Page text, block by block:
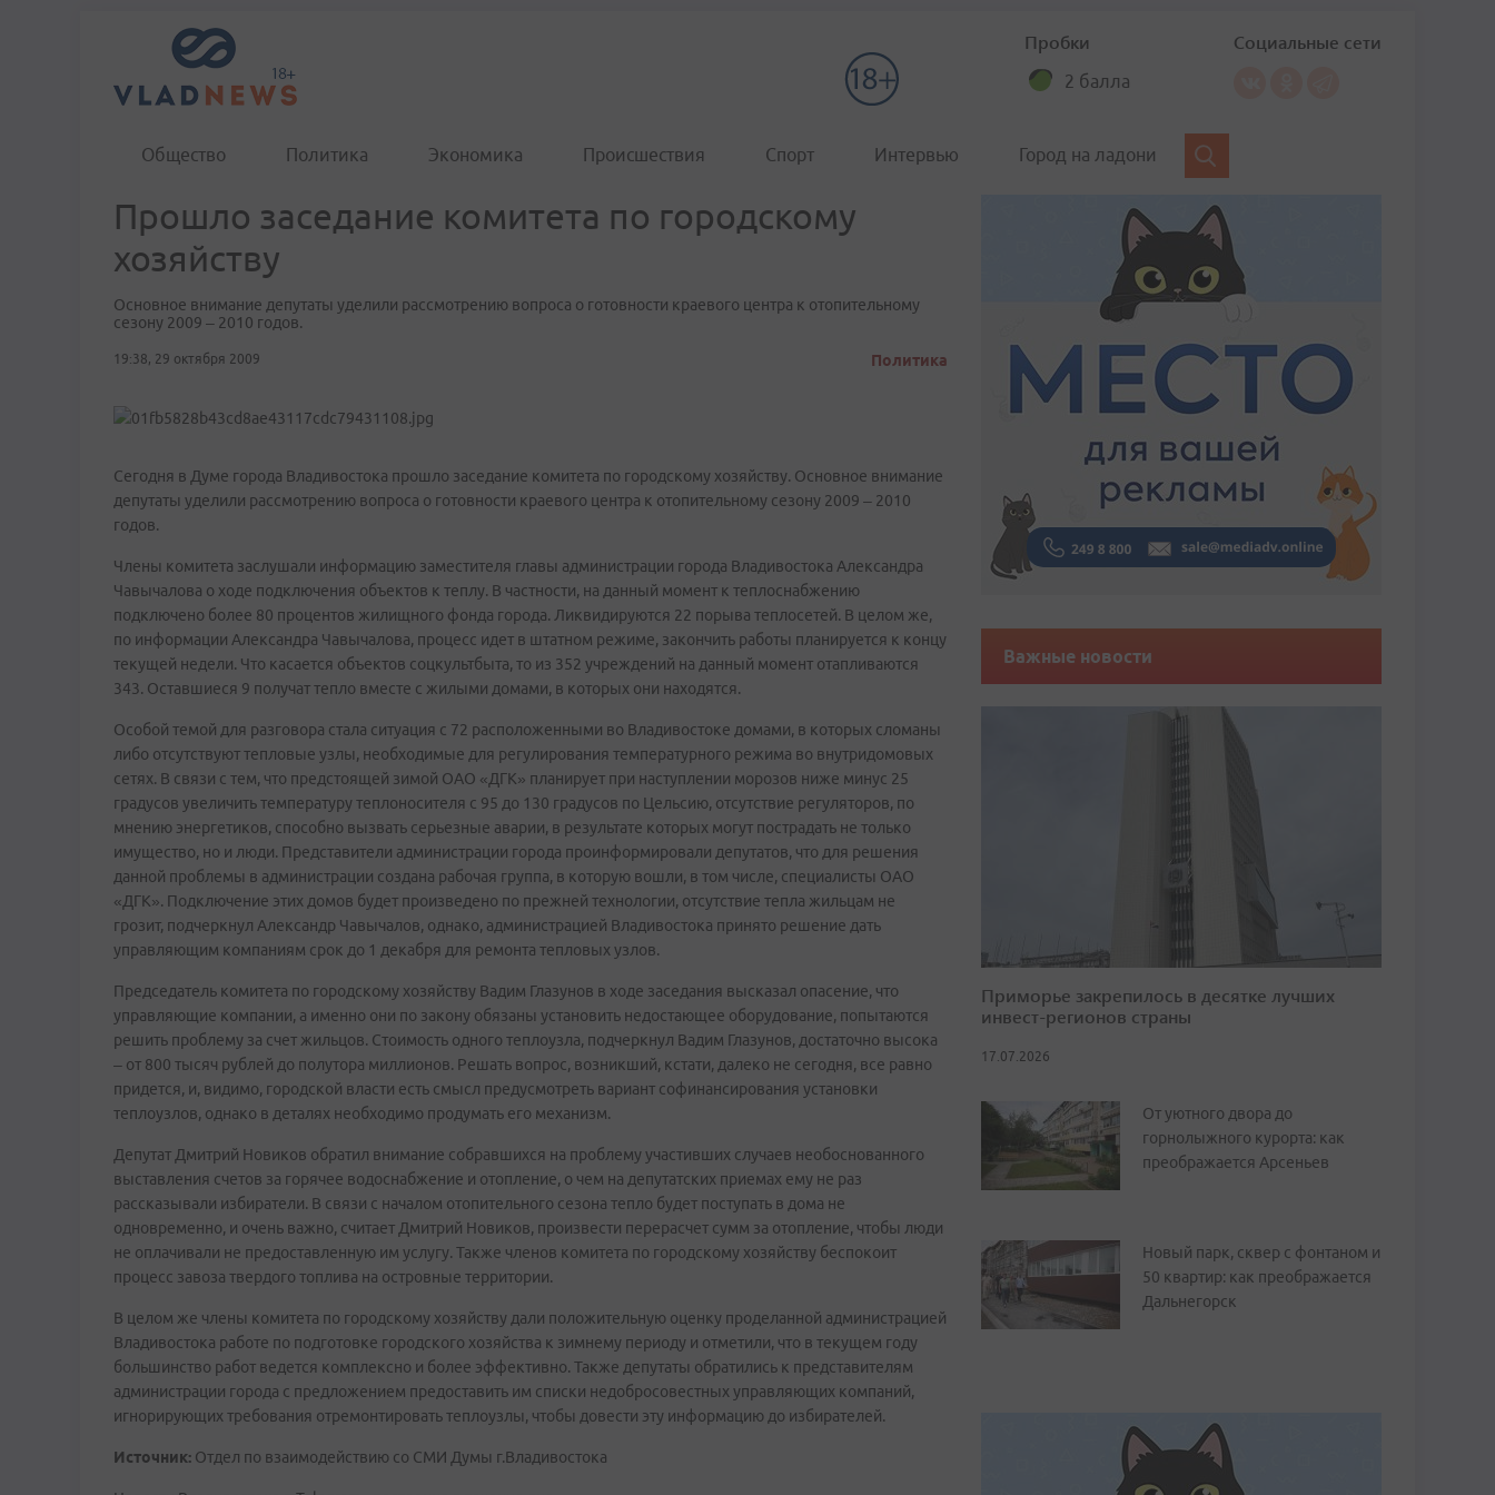
Пробки
2 балла
Социальные сети
Общество Политика Экономика Происшествия Спорт Интервью Город на ладони
Прошло заседание комитета по городскому
хозяйству
Основное внимание депутаты уделили рассмотрению вопроса о готовности краевого центра к отопительному
сезону 2009 – 2010 годов.
19:38, 29 октября 2009 Политика
Сегодня в Думе города Владивостока прошло заседание комитета по городскому хозяйству. Основное внимание
депутаты уделили рассмотрению вопроса о готовности краевого центра к отопительному сезону 2009 – 2010
годов.
Члены комитета заслушали информацию заместителя главы администрации города Владивостока Александра
Чавычалова о ходе подключения объектов к теплу. В частности, на данный момент к теплоснабжению
подключено более 80 процентов жилищного фонда города. Ликвидируются 22 порыва теплосетей. В целом же,
по информации Александра Чавычалова, процесс идет в штатном режиме, закончить работы планируется к концу
текущей недели. Что касается объектов соцкультбыта, то из 352 учреждений на данный момент отапливаются
343. Оставшиеся 9 получат тепло вместе с жилыми домами, в которых они находятся.
Особой темой для разговора стала ситуация с 72 расположенными во Владивостоке домами, в которых сломаны
либо отсутствуют тепловые узлы, необходимые для регулирования температурного режима во внутридомовых
сетях. В связи с тем, что предстоящей зимой ОАО «ДГК» планирует при наступлении морозов ниже минус 25
градусов увеличить температуру теплоносителя с 95 до 130 градусов по Цельсию, отсутствие регуляторов, по
мнению энергетиков, способно вызвать серьезные аварии, в результате которых могут пострадать не только
имущество, но и люди. Представители администрации города проинформировали депутатов, что для решения
данной проблемы в администрации создана рабочая группа, в которую вошли, в том числе, специалисты ОАО
«ДГК». Подключение этих домов будет произведено по прежней технологии, отсутствие тепла жильцам не
грозит, подчеркнул Александр Чавычалов, однако, администрацией Владивостока принято решение дать
управляющим компаниям срок до 1 декабря для ремонта тепловых узлов.
Председатель комитета по городскому хозяйству Вадим Глазунов в ходе заседания высказал опасение, что
управляющие компании, а именно они по закону обязаны установить недостающее оборудование, попытаются
решить проблему за счет жильцов. Стоимость одного теплоузла, подчеркнул Вадим Глазунов, достаточно высока
– от 800 тысяч рублей до полутора миллионов. Решать вопрос, возникший, кстати, далеко не сегодня, все равно
придется, и, видимо, городской власти есть смысл предусмотреть вариант софинансирования установки
теплоузлов, однако в деталях необходимо продумать его механизм.
Депутат Дмитрий Новиков обратил внимание собравшихся на проблему участивших случаев необоснованного
выставления счетов за горячее водоснабжение и отопление, о чем на депутатских приемах ему не раз
рассказывали избиратели. В связи с началом отопительного сезона тепло будет поступать в дома не
одновременно, и очень важно, считает Дмитрий Новиков, произвести перерасчет сумм за отопление, чтобы люди
не оплачивали не предоставленную им услугу. Также членов комитета по городскому хозяйству беспокоит
процесс завоза твердого топлива на островные территории.
В целом же члены комитета по городскому хозяйству дали положительную оценку проделанной администрацией
Владивостока работе по подготовке городского хозяйства к зимнему периоду и отметили, что в текущем году
большинство работ ведется комплексно и более эффективно. Также депутаты обратились к представителям
администрации города с предложением предоставить им списки недобросовестных управляющих компаний,
игнорирующих требования отремонтировать теплоузлы, чтобы довести эту информацию до избирателей.
Источник: Отдел по взаимодействию со СМИ Думы г.Владивостока
Важные новости
Приморье закрепилось в десятке лучших
инвест-регионов страны
17.07.2026
От уютного двора до
горнолыжного курорта: как
преображается Арсеньев
Новый парк, сквер с фонтаном и
50 квартир: как преображается
Дальнегорск